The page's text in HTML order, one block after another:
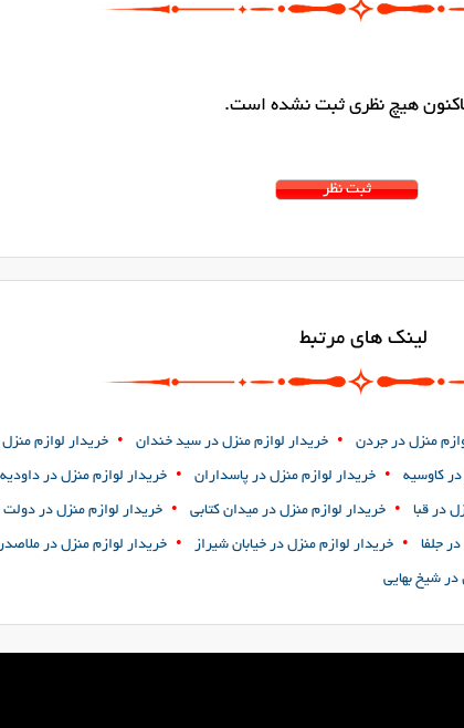
هیچ نظری ثبت نشده است.
لینک های مرتبط
منزل در جردن • خریدار لوازم منزل در سید خندان • خریدار لوازم
در کاوسیه • خریدار لوازم منزل در پاسداران • خریدار لوازم منزل در داودیه
در قبا • خریدار لوازم منزل در میدان کتابی • خریدار لوازم منزل در دولت
جلفا • خریدار لوازم منزل در خیابان شیراز • خریدار لوازم منزل در
در شیخ بهایی